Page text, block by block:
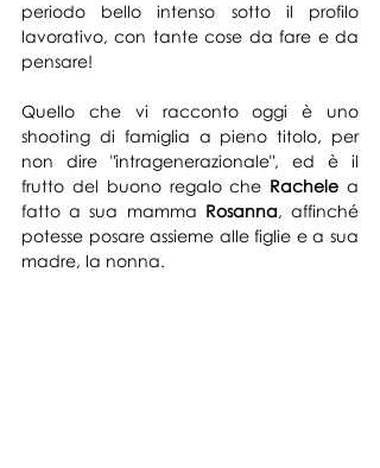
periodo bello intenso sotto il profilo
lavorativo, con tante cose da fare e da
pensare!
Quello che vi racconto oggi è uno
shooting di famiglia a pieno titolo, per
non dire "intragenerazionale", ed è il
frutto del buono regalo che Rachele a
fatto a sua mamma Rosanna, affinché
potesse posare assieme alle figlie e a sua
madre, la nonna.